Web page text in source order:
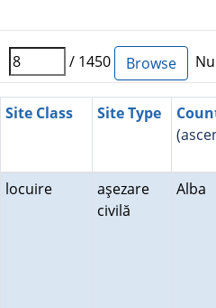
/ 1450
Site Class Site Type
locuire
aşezare
civilă
Alba